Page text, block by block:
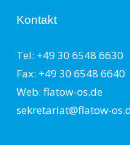
Kontakt
Tel: +49 30 6548 6630
Fax: +49 30 6548 6640
Web: flatow-os.de
sekretariat@flatow-